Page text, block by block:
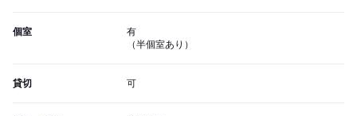
個室
有
（半個室あり）
貸切 可